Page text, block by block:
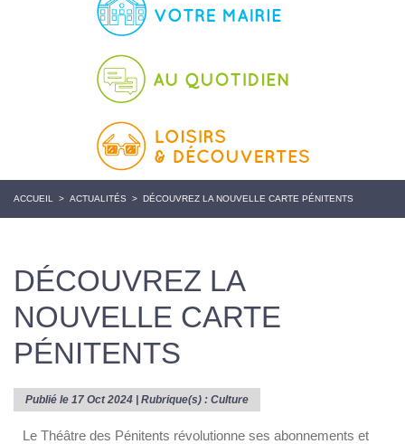
ACCUEIL > ACTUALITÉS > DÉCOUVREZ LA NOUVELLE CARTE PÉNITENTS
DÉCOUVREZ LA
NOUVELLE CARTE
PÉNITENTS
Publié le 17 Oct 2024 | Rubrique(s) : Culture
Le Théâtre des Pénitents révolutionne ses abonnements et